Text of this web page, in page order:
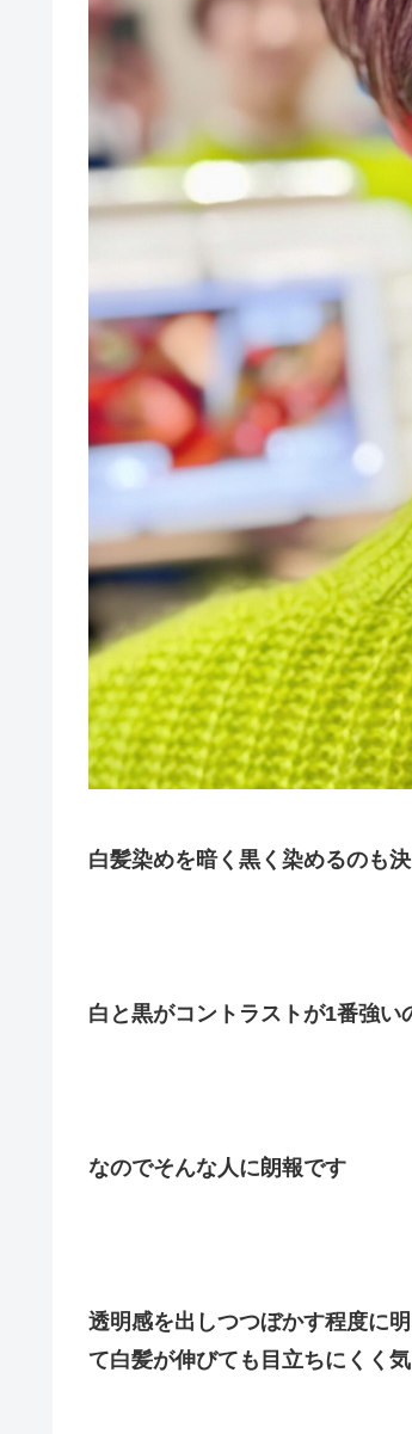
白髪染めを暗く黒く染めるのも
白と黒がコントラストが1番強
なのでそんな人に朗報です
透明感を出しつつぼかす程度に
て白髪が伸びても目立ちにくく